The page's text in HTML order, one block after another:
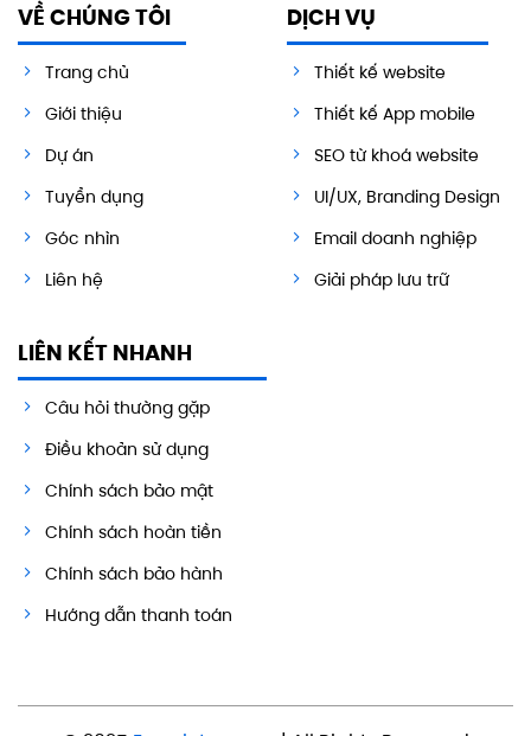
VỀ CHÚNG TÔI
Trang chủ
Giới thiệu
Dự án
Tuyển dụng
Góc nhìn
Liên hệ
DỊCH VỤ
Thiết kế website
Thiết kế App mobile
SEO từ khoá website
UI/UX, Branding Design
Email doanh nghiệp
Giải pháp lưu trữ
LIÊN KẾT NHANH
Câu hỏi thường gặp
Điều khoản sử dụng
Chính sách bảo mật
Chính sách hoàn tiền
Chính sách bảo hành
Hướng dẫn thanh toán